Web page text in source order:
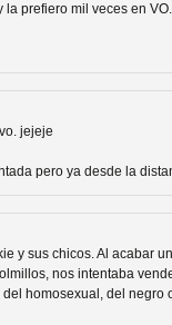
de
la prefiero mil veces en VO.
jejeje
pero ya desde la
y sus chicos. Al acabar
nos intentaba
homosexual, del negro